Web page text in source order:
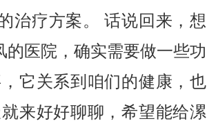
治疗方案。 话说回来，想
医院，确实需要做一些功
它关系到咱们的健康，也
来好好聊聊，希望能给漯